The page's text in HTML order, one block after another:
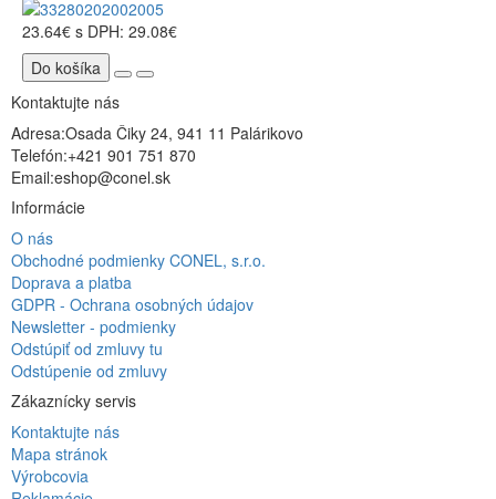
23.64€ s DPH: 29.08€
Do košíka
Kontaktujte nás
Adresa:Osada Čiky 24, 941 11 Palárikovo
Telefón:+421 901 751 870
Email:eshop@conel.sk
Informácie
O nás
Obchodné podmienky CONEL, s.r.o.
Doprava a platba
GDPR - Ochrana osobných údajov
Newsletter - podmienky
Odstúpiť od zmluvy tu
Odstúpenie od zmluvy
Zákaznícky servis
Kontaktujte nás
Mapa stránok
Výrobcovia